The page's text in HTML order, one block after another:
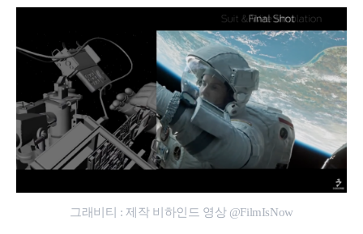
그래비티 : 제작 비하인드 영상 @FilmIsNow